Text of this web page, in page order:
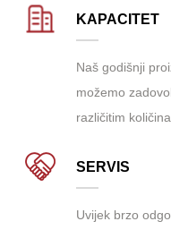
KAPACITET
Naš godišnji
možemo
različitim
SERVIS
Uvijek brzo